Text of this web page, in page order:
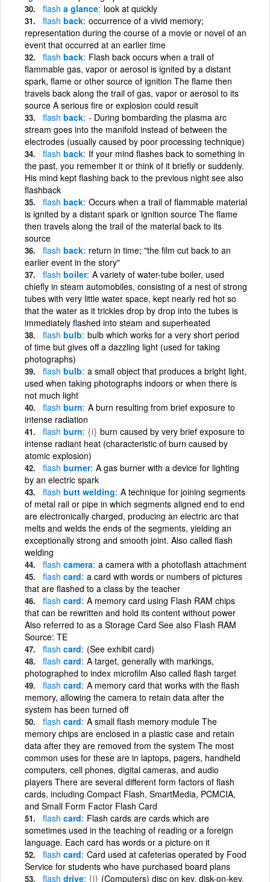
flash a glance look at quickly
flash back occurrence of a vivid memory;
representation during the course of a movie or novel of an
event that occurred at an earlier time
flash back Flash back occurs when a trail of
flammable gas, vapor or aerosol is ignited by a distant
spark, flame or other source of ignition The flame then
travels back along the trail of gas, vapor or aerosol to its
source A serious fire or explosion could result
flash back - During bombarding the plasma arc
stream goes into the manifold instead of between the
electrodes (usually caused by poor processing technique)
flash back If your mind flashes back to something in
the past, you remember it or think of it briefly or suddenly.
His mind kept flashing back to the previous night see also
flashback
flash back Occurs when a trail of flammable material
is ignited by a distant spark or ignition source The flame
then travels along the trail of the material back to its
source
flash back return in time; "the film cut back to an
earlier event in the story"
flash boiler A variety of water-tube boiler, used
chiefly in steam automobiles, consisting of a nest of strong
tubes with very little water space, kept nearly red hot so
that the water as it trickles drop by drop into the tubes is
immediately flashed into steam and superheated
flash bulb bulb which works for a very short period
of time but gives off a dazzling light (used for taking
photographs)
flash bulb a small object that produces a bright light,
used when taking photographs indoors or when there is
not much light
flash burn A burn resulting from brief exposure to
intense radiation
flash burn {i} burn caused by very brief exposure to
intense radiant heat (characteristic of burn caused by
atomic explosion)
flash burner A gas burner with a device for lighting
by an electric spark
flash butt welding A technique for joining segments
of metal rail or pipe in which segments aligned end to end
are electronically charged, producing an electric arc that
melts and welds the ends of the segments, yielding an
exceptionally strong and smooth joint. Also called flash
welding
flash camera a camera with a photoflash attachment
flash card a card with words or numbers of pictures
that are flashed to a class by the teacher
flash card A memory card using Flash RAM chips
that can be rewritten and hold its content without power
Also referred to as a Storage Card See also Flash RAM
Source: TE
flash card (See exhibit card)
flash card A target, generally with markings,
photographed to index microfilm Also called flash target
flash card A memory card that works with the flash
memory, allowing the camera to retain data after the
system has been turned off
flash card A small flash memory module The
memory chips are enclosed in a plastic case and retain
data after they are removed from the system The most
common uses for these are in laptops, pagers, handheld
computers, cell phones, digital cameras, and audio
players There are several different form factors of flash
cards, including Compact Flash, SmartMedia, PCMCIA,
and Small Form Factor Flash Card
flash card Flash cards are cards which are
sometimes used in the teaching of reading or a foreign
language. Each card has words or a picture on it
flash card Card used at cafeterias operated by Food
Service for students who have purchased board plans
flash drive {i} (Computers) disc on key, disk-on-key,